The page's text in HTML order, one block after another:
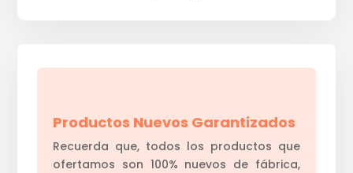
Productos Nuevos Garantizados
Recuerda que, todos los productos que
ofertamos son 100% nuevos de fábrica,